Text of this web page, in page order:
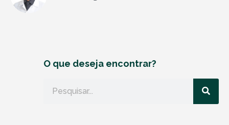
O que deseja encontrar?